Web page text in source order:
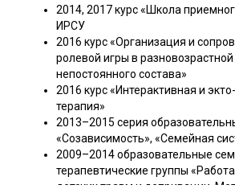
Актуальные интересы в
профессиональном поле
онлайн
очно (Дахаб, Москва)
Поддерживающая и развивающая
арт-терапия
Вопросы идентичности, смыслов,